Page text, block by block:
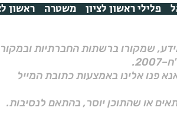
פלילי ראשון לציון משטרה ראשון
שמקורו ברשתות החברתיות
פנו אלינו באמצעות כתובת המייל
או שהתוכן יוסר, בהתאם לנסיבות.